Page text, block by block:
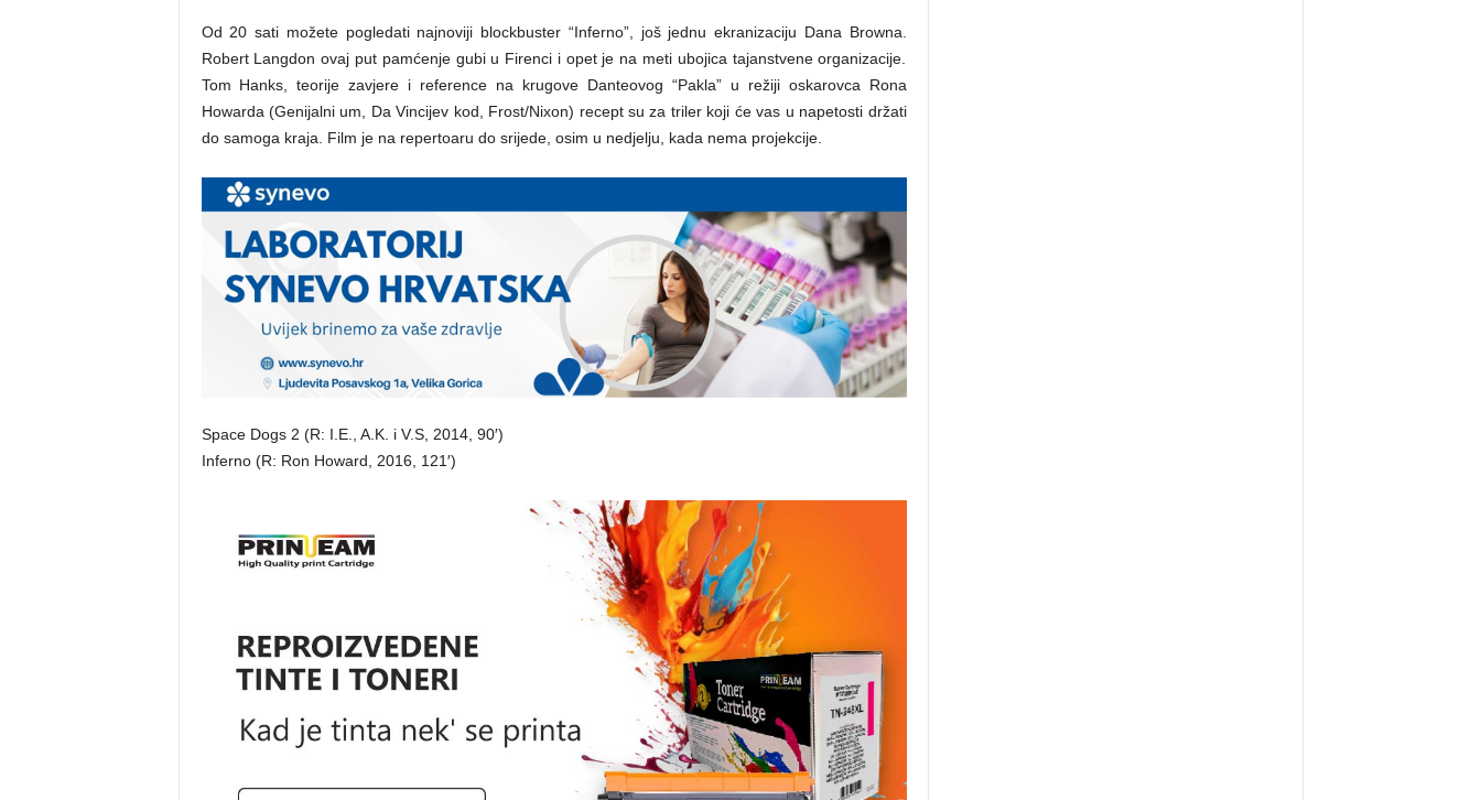
Od 20 sati možete pogledati najnoviji blockbuster “Inferno”, još jednu ekranizaciju Dana Browna.
Robert Langdon ovaj put pamćenje gubi u Firenci i opet je na meti ubojica tajanstvene organizacije.
Tom Hanks, teorije zavjere i reference na krugove Danteovog “Pakla” u režiji oskarovca Rona
Howarda (Genijalni um, Da Vincijev kod, Frost/Nixon) recept su za triler koji će vas u napetosti držati
do samoga kraja. Film je na repertoaru do srijede, osim u nedjelju, kada nema projekcije.
Space Dogs 2 (R: I.E., A.K. i V.S, 2014, 90′)
Inferno (R: Ron Howard, 2016, 121′)